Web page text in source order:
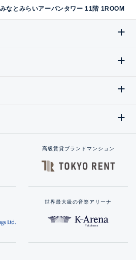
なとみらいアーバンタワー 11階 1ROOM
高級賃貸ブランドマンション
世界最大級の音楽アリーナ